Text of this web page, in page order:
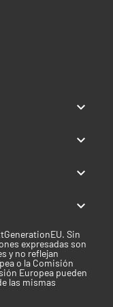




Sin
expresadas son
y no reflejan
o la Comisión
Europea pueden
las mismas